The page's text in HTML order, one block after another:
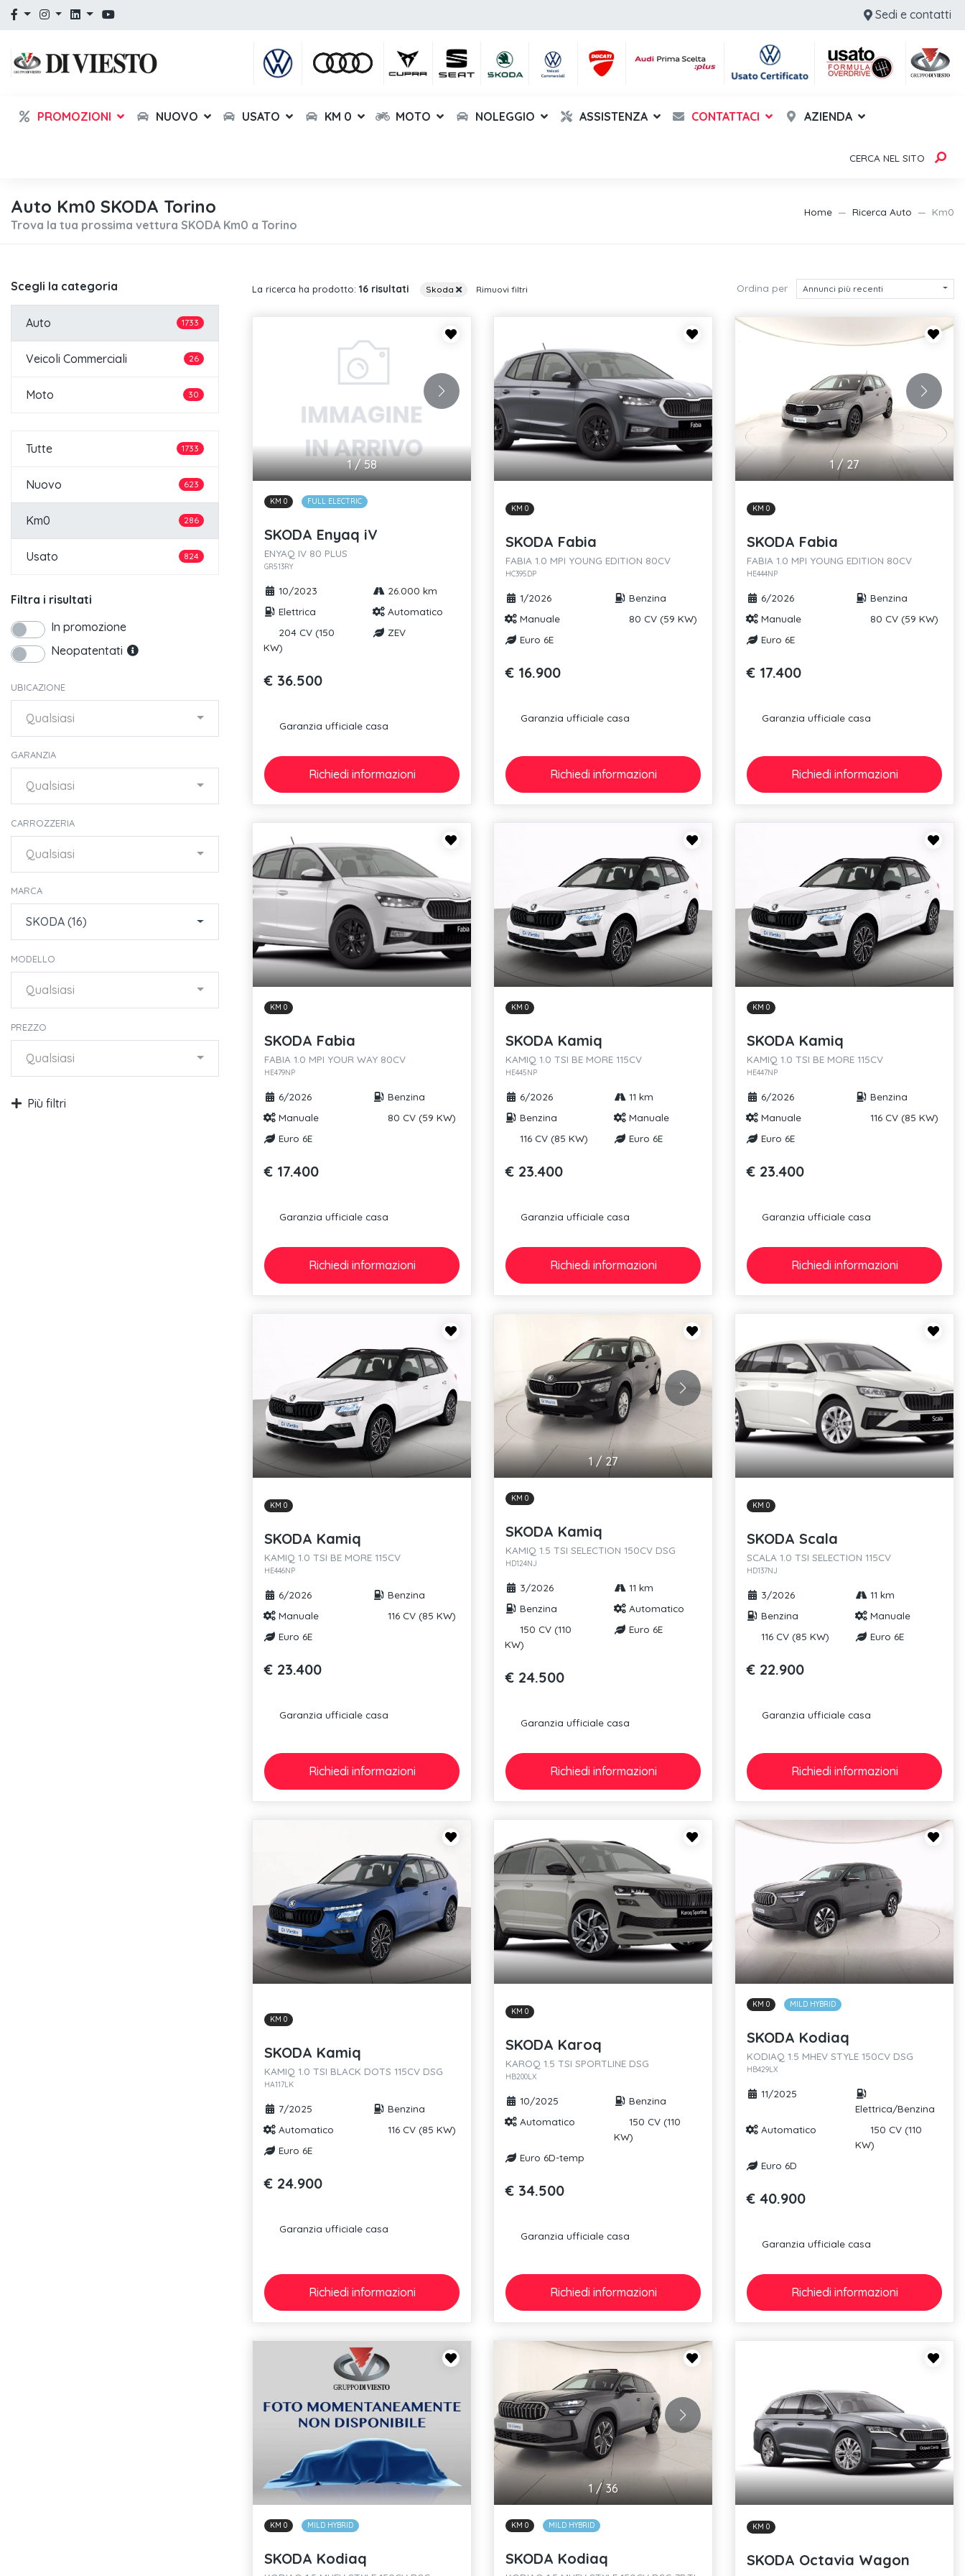
Sedi e contatti
PROMOZIONI NUOVO USATO KM 0 MOTO NOLEGGIO ASSISTENZA CONTATTACI AZIENDA
CERCA NEL SITO
Auto Km0 SKODA Torino
Trova la tua prossima vettura SKODA Km0 a Torino
Home Ricerca Auto Km0
Scegli la categoria
Auto 1733
Veicoli Commerciali 26
Moto 30
Tutte 1733
Nuovo 623
Km0 286
Usato 824
Filtra i risultati
In promozione
Neopatentati
UBICAZIONE
Qualsiasi
GARANZIA
Qualsiasi
CARROZZERIA
Qualsiasi
MARCA
SKODA (16)
MODELLO
Qualsiasi
PREZZO
Qualsiasi
Più filtri
La ricerca ha prodotto: 16 risultati Skoda Rimuovi filtri Ordina per Annunci più recenti
1/58
KM 0 FULL ELECTRIC
SKODA Enyaq iV
ENYAQ IV 80 PLUS
GR513RY
10/2023
26.000 km
Elettrica
Automatico
204 CV (150
KW)
ZEV
€ 36.500
Garanzia ufficiale casa
Richiedi informazioni
KM 0
SKODA Fabia
FABIA 1.0 MPI YOUNG EDITION 80CV
HC395DP
1/2026
Benzina
Manuale
80 CV (59 KW)
Euro 6E
€ 16.900
Garanzia ufficiale casa
Richiedi informazioni
1/27
KM 0
SKODA Fabia
FABIA 1.0 MPI YOUNG EDITION 80CV
HE444NP
6/2026
Benzina
Manuale
80 CV (59 KW)
Euro 6E
€ 17.400
Garanzia ufficiale casa
Richiedi informazioni
KM 0
SKODA Fabia
FABIA 1.0 MPI YOUR WAY 80CV
HE479NP
6/2026
Benzina
Manuale
80 CV (59 KW)
Euro 6E
€ 17.400
Garanzia ufficiale casa
Richiedi informazioni
KM 0
SKODA Kamiq
KAMIQ 1.0 TSI BE MORE 115CV
HE445NP
6/2026
11 km
Benzina
Manuale
116 CV (85 KW)
Euro 6E
€ 23.400
Garanzia ufficiale casa
Richiedi informazioni
KM 0
SKODA Kamiq
KAMIQ 1.0 TSI BE MORE 115CV
HE447NP
6/2026
Benzina
Manuale
116 CV (85 KW)
Euro 6E
€ 23.400
Garanzia ufficiale casa
Richiedi informazioni
KM 0
SKODA Kamiq
KAMIQ 1.0 TSI BE MORE 115CV
HE446NP
6/2026
Benzina
Manuale
116 CV (85 KW)
Euro 6E
€ 23.400
Garanzia ufficiale casa
Richiedi informazioni
1/27
KM 0
SKODA Kamiq
KAMIQ 1.5 TSI SELECTION 150CV DSG
HD124NJ
3/2026
11 km
Benzina
Automatico
150 CV (110
KW)
Euro 6E
€ 24.500
Garanzia ufficiale casa
Richiedi informazioni
KM 0
SKODA Scala
SCALA 1.0 TSI SELECTION 115CV
HD137NJ
3/2026
11 km
Benzina
Manuale
116 CV (85 KW)
Euro 6E
€ 22.900
Garanzia ufficiale casa
Richiedi informazioni
KM 0
SKODA Kamiq
KAMIQ 1.0 TSI BLACK DOTS 115CV DSG
HA117LK
7/2025
Benzina
Automatico
116 CV (85 KW)
Euro 6E
€ 24.900
Garanzia ufficiale casa
Richiedi informazioni
KM 0
SKODA Karoq
KAROQ 1.5 TSI SPORTLINE DSG
HB200LX
10/2025
Benzina
Automatico
150 CV (110
KW)
Euro 6D-temp
€ 34.500
Garanzia ufficiale casa
Richiedi informazioni
KM 0 MILD HYBRID
SKODA Kodiaq
KODIAQ 1.5 MHEV STYLE 150CV DSG
HB429LX
11/2025
Elettrica/Benzina
Automatico
150 CV (110
KW)
Euro 6D
€ 40.900
Garanzia ufficiale casa
Richiedi informazioni
KM 0 MILD HYBRID
SKODA Kodiaq
1/36
KM 0 MILD HYBRID
SKODA Kodiaq
KM 0
SKODA Octavia Wagon